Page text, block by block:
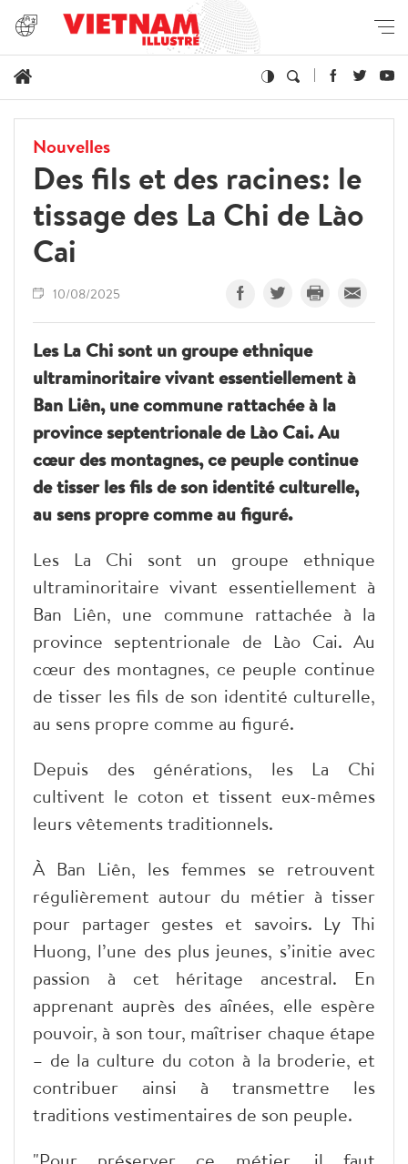
Nouvelles
Des fils et des racines: le
tissage des La Chi de Lào
Cai
10/08/2025
Les La Chi sont un groupe ethnique
ultraminoritaire vivant essentiellement à
Ban Liên, une commune rattachée à la
province septentrionale de Lào Cai. Au
cœur des montagnes, ce peuple continue
de tisser les fils de son identité culturelle,
au sens propre comme au figuré.
Les La Chi sont un groupe ethnique
ultraminoritaire vivant essentiellement à
Ban Liên, une commune rattachée à la
province septentrionale de Lào Cai. Au
cœur des montagnes, ce peuple continue
de tisser les fils de son identité culturelle,
au sens propre comme au figuré.
Depuis des générations, les La Chi
cultivent le coton et tissent eux-mêmes
leurs vêtements traditionnels.
À Ban Liên, les femmes se retrouvent
régulièrement autour du métier à tisser
pour partager gestes et savoirs. Ly Thi
Huong, l’une des plus jeunes, s’initie avec
passion à cet héritage ancestral. En
apprenant auprès des aînées, elle espère
pouvoir, à son tour, maîtriser chaque étape
– de la culture du coton à la broderie, et
contribuer ainsi à transmettre les
traditions vestimentaires de son peuple.